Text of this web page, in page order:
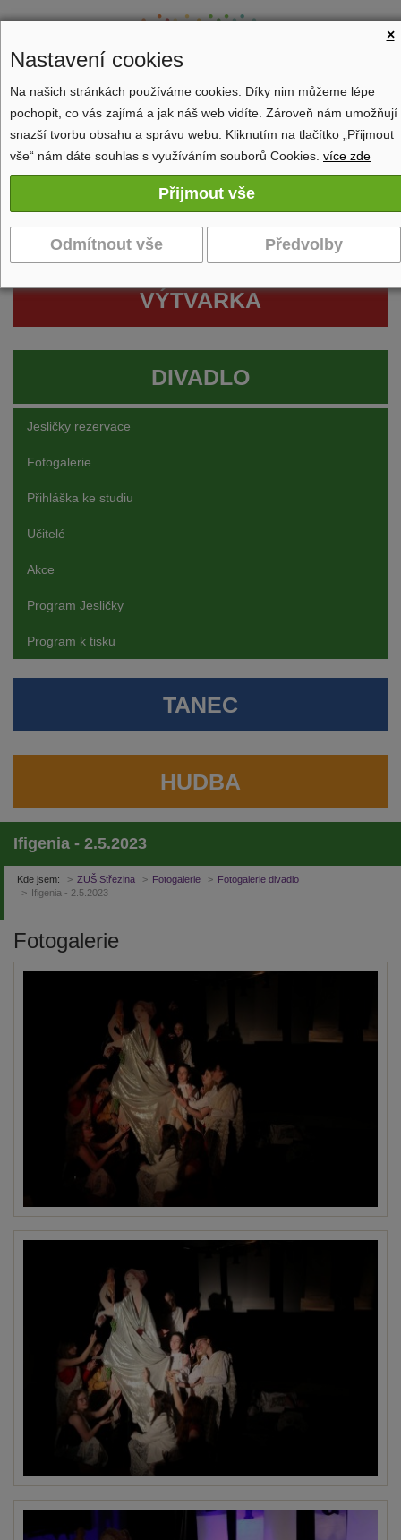
Zobrazit navigaci
VÝTVARKA
DIVADLO
Jesličky rezervace
Fotogalerie
Přihláška ke studiu
Učitelé
Akce
Program Jesličky
Program k tisku
TANEC
HUDBA
Ifigenia - 2.5.2023
Kde jsem: ZUŠ Střezina Fotogalerie
Fotogalerie divadlo
Ifigenia - 2.5.2023
Fotogalerie
×
Nastavení cookies
Na našich stránkách používáme cookies. Díky nim můžeme lépe
pochopit, co vás zajímá a jak náš web vidíte. Zároveň nám umožňují
snazší tvorbu obsahu a správu webu. Kliknutím na tlačítko „Přijmout
vše“ nám dáte souhlas s využíváním souborů Cookies. více zde